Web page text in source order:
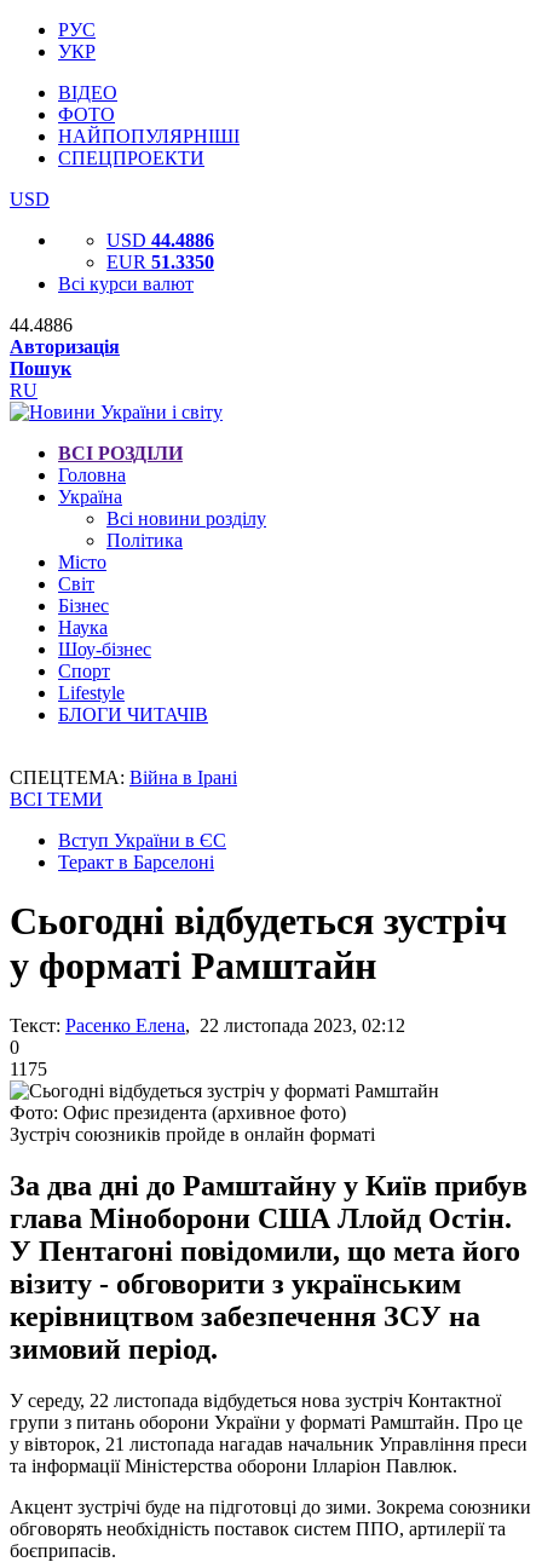
РУС
УКР
ВІДЕО
ФОТО
НАЙПОПУЛЯРНІШІ
СПЕЦПРОЕКТИ
USD
USD 44.4886
EUR 51.3350
Всі курси валют
44.4886
Авторизація
Пошук
RU
ВСІ РОЗДІЛИ
Головна
Україна
Всі новини розділу
Політика
Місто
Світ
Бізнес
Наука
Шоу-бізнес
Спорт
Lifestyle
БЛОГИ ЧИТАЧІВ
СПЕЦТЕМА: Війна в Ірані
ВСІ ТЕМИ
Вступ України в ЄС
Теракт в Барселоні
Сьогодні відбудеться зустріч
у форматі Рамштайн
Текст: Расенко Елена, 22 листопада 2023, 02:12
0
1175
Фото: Офис президента (архивное фото)
Зустріч союзників пройде в онлайн форматі
За два дні до Рамштайну у Київ прибув
глава Міноборони США Ллойд Остін.
У Пентагоні повідомили, що мета його
візиту - обговорити з українським
керівництвом забезпечення ЗСУ на
зимовий період.
У середу, 22 листопада відбудеться нова зустріч Контактної
групи з питань оборони України у форматі Рамштайн. Про це
у вівторок, 21 листопада нагадав начальник Управління преси
та інформації Міністерства оборони Ілларіон Павлюк.
Акцент зустрічі буде на підготовці до зими. Зокрема союзники
обговорять необхідність поставок систем ППО, артилерії та
боєприпасів.